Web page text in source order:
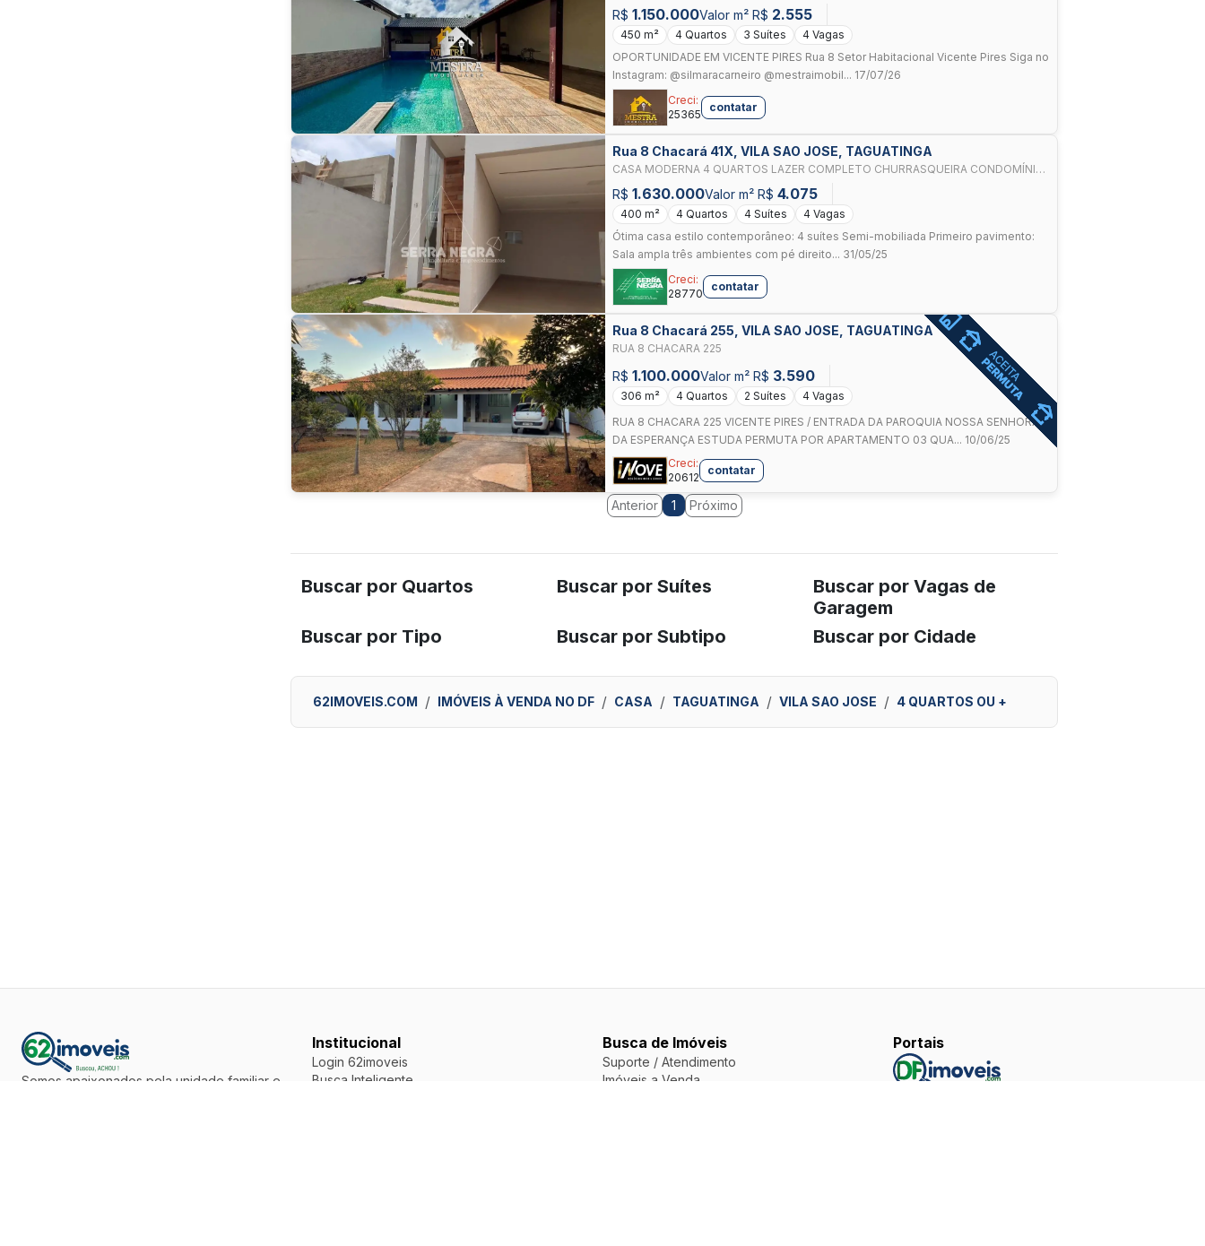
PIRES - TAGUATINGA/DF
R$ 1.150.000Valor m² R$ 2.555
450 m² 4 Quartos 3 Suítes
4 Vagas
OPORTUNIDADE EM VICENTE PIRES Rua 8 Setor Habitacional Vicente Pires Siga no
Instagram: @silmaracarneiro @mestraimobil... 17/07/26
Creci:
25365
contatar
Rua 8 Chacará 41X, VILA SAO JOSE, TAGUATINGA
CASA MODERNA 4 QUARTOS LAZER COMPLETO CHURRASQUEIRA CONDOMÍNIO
RUA 8 VICENTE PIRES-DF
R$ 1.630.000Valor m² R$ 4.075
400 m² 4 Quartos 4 Suítes
4 Vagas
Ótima casa estilo contemporâneo: 4 suítes Semi-mobiliada Primeiro pavimento:
Sala ampla três ambientes com pé direito... 31/05/25
Creci:
28770
contatar
Rua 8 Chacará 255, VILA SAO JOSE, TAGUATINGA
RUA 8 CHACARA 225
R$ 1.100.000Valor m² R$ 3.590
306 m² 4 Quartos 2 Suítes
4 Vagas
RUA 8 CHACARA 225 VICENTE PIRES / ENTRADA DA PAROQUIA NOSSA SENHORA
DA ESPERANÇA ESTUDA PERMUTA POR APARTAMENTO 03 QUA... 10/06/25
Creci:
20612
contatar
Anterior 1 Próximo
Buscar por Quartos Buscar por Suítes
Buscar por Vagas de
Garagem
Buscar por Tipo
Buscar por Subtipo Buscar por Cidade
62IMOVEIS.COM IMÓVEIS À VENDA NO DF CASA TAGUATINGA VILA SAO JOSE 4 QUARTOS OU +
Somos apaixonados pela unidade familiar e
Institucional
Login 62imoveis
Busca Inteligente
Busca de Imóveis
Suporte / Atendimento
Imóveis a Venda
Portais